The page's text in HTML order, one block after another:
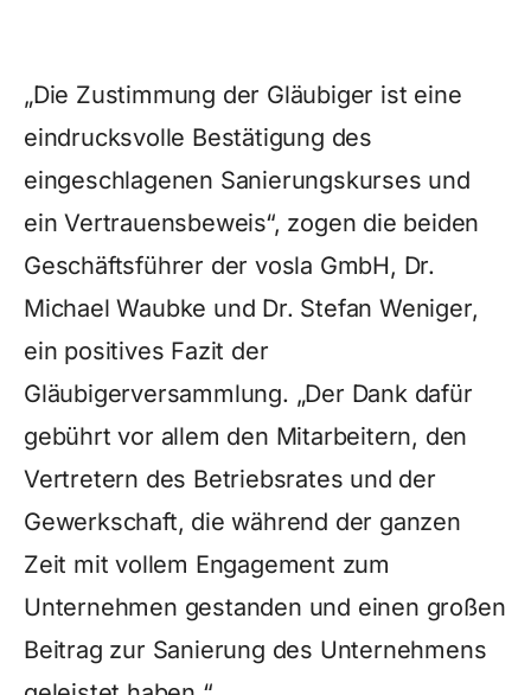
„Die Zustimmung der Gläubiger ist eine
eindrucksvolle Bestätigung des
eingeschlagenen Sanierungskurses und
ein Vertrauensbeweis“, zogen die beiden
Geschäftsführer der vosla GmbH, Dr.
Michael Waubke und Dr. Stefan Weniger,
ein positives Fazit der
Gläubigerversammlung. „Der Dank dafür
gebührt vor allem den Mitarbeitern, den
Vertretern des Betriebsrates und der
Gewerkschaft, die während der ganzen
Zeit mit vollem Engagement zum
Unternehmen gestanden und einen großen
Beitrag zur Sanierung des Unternehmens